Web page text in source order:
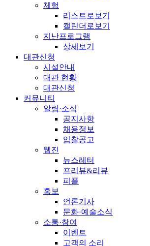
체험
리스트로보기
캘린더로보기
지난프로그램
상세보기
대관신청
시설안내
대관 현황
대관신청
커뮤니티
알림·소식
공지사항
채용정보
입찰공고
웹진
뉴스레터
프리뷰&리뷰
피플
홍보
언론기사
문화·예술소식
소통·참여
이벤트
고객의 소리